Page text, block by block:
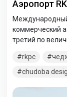
Аэропорт
коммерческий
третий по
показателю
rkpc
chudoba